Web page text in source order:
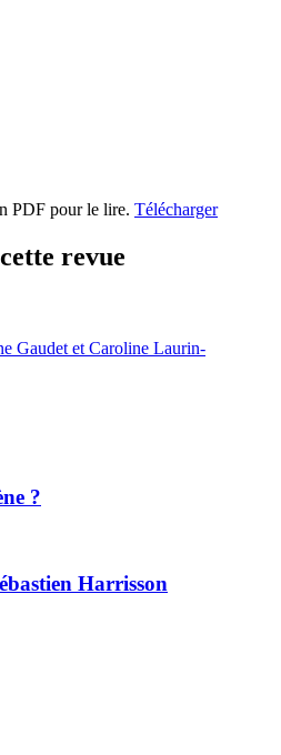
PDF pour le lire. Télécharger
revue
Gaudet et Caroline Laurin-
?
Harrisson